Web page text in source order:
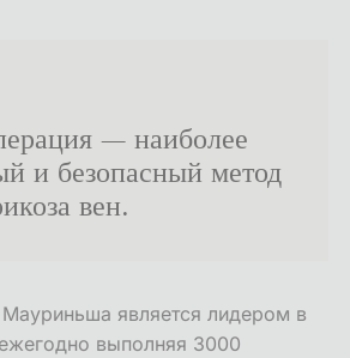
— наиболее
и безопасный метод
вен.
является лидером в
выполняя 3000